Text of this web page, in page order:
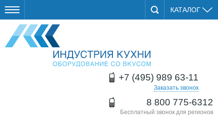
КАТАЛОГ
+7 (495) 989 63-11
Заказать звонок
8 800 775-6312
Бесплатный звонок для регионов